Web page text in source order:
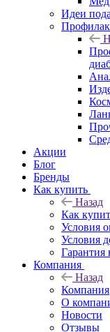
Идеи
Акции
Блог
Бренды
Как купить
Назад
Как
Условия
Условия
Гарантия
Компания
Назад
Компания
О
Новости
Отзывы